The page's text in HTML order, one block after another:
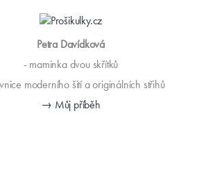
Petra Davídková
- maminka dvou skřítků
moderního šití a originálních střihů
→ Můj příběh